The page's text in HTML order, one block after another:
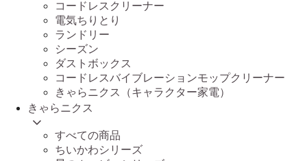
コードレスクリーナー
電気ちりとり
ランドリー
シーズン
ダストボックス
コードレスバイブレーションモップクリーナー
きゃらニクス（キャラクター家電）
きゃらニクス
すべての商品
ちいかわシリーズ